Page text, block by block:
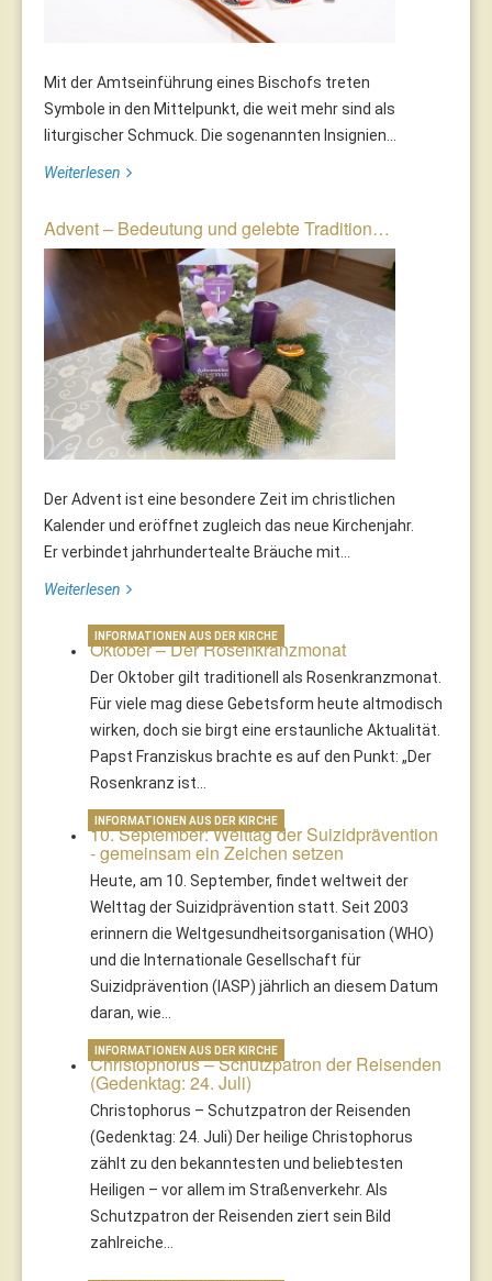
Mit der Amtseinführung eines Bischofs treten
Symbole in den Mittelpunkt, die weit mehr sind als
liturgischer Schmuck. Die sogenannten Insignien...
Weiterlesen
Advent – Bedeutung und gelebte Tradition…
Der Advent ist eine besondere Zeit im christlichen
Kalender und eröffnet zugleich das neue Kirchenjahr.
Er verbindet jahrhundertealte Bräuche mit...
Weiterlesen
Oktober – Der Rosenkranzmonat
Der Oktober gilt traditionell als Rosenkranzmonat.
Für viele mag diese Gebetsform heute altmodisch
wirken, doch sie birgt eine erstaunliche Aktualität.
Papst Franziskus brachte es auf den Punkt: „Der
Rosenkranz ist…
INFORMATIONEN AUS DER KIRCHE
10. September: Welttag der Suizidprävention
- gemeinsam ein Zeichen setzen
Heute, am 10. September, findet weltweit der
Welttag der Suizidprävention statt. Seit 2003
erinnern die Weltgesundheitsorganisation (WHO)
und die Internationale Gesellschaft für
Suizidprävention (IASP) jährlich an diesem Datum
daran, wie…
INFORMATIONEN AUS DER KIRCHE
Christophorus – Schutzpatron der Reisenden
(Gedenktag: 24. Juli)
Christophorus – Schutzpatron der Reisenden
(Gedenktag: 24. Juli) Der heilige Christophorus
zählt zu den bekanntesten und beliebtesten
Heiligen – vor allem im Straßenverkehr. Als
Schutzpatron der Reisenden ziert sein Bild
zahlreiche…
INFORMATIONEN AUS DER KIRCHE